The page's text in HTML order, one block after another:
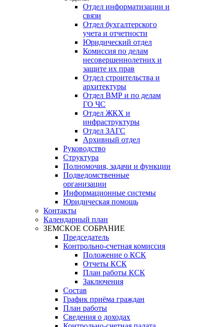
Отдел информатизации и
связи
Отдел бухгалтерского
учета и отчетности
Юридический отдел
Комиссия по делам
несовершеннолетних и
защите их прав
Отдел строительства и
архитектуры
Отдел ВМР и по делам
ГО ЧС
Отдел ЖКХ и
инфраструктуры
Отдел ЗАГС
Архивный отдел
Руководство
Структура
Полномочия, задачи и функции
Подведомственные
организации
Информационные системы
Юридическая помощь
Контакты
Календарный план
ЗЕМСКОЕ СОБРАНИЕ
Председатель
Контрольно-счетная комиссия
Положение о КСК
Отчеты КСК
План работы КСК
Заключения
Состав
График приёма граждан
План работы
Сведения о доходах